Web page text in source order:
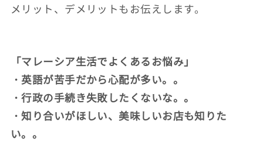
メリット、デメリットもお伝えします。
「マレーシア生活でよくあるお悩み」
・英語が苦手だから心配が多い。。
・行政の手続き失敗したくないな。。
・知り合いがほしい、美味しいお店も知りた
い。。